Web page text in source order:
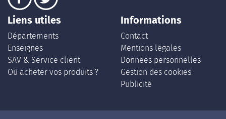
Liens utiles
Départements
Enseignes
SAV & Service client
Où acheter vos produits ?
Informations
Contact
Mentions légales
Données personnelles
Gestion des cookies
Publicité